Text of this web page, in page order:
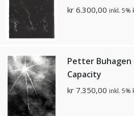
kr 6.300,00 inkl. 5%
Petter Buhagen
Capacity
kr 7.350,00 inkl. 5%